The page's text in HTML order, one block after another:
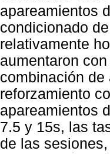
apareamientos
condicionado
relativamente
aumentaron
combinación de
reforzamiento
apareamientos
7.5 y 15s, las
de las